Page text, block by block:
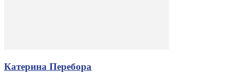
Катерина Перебора